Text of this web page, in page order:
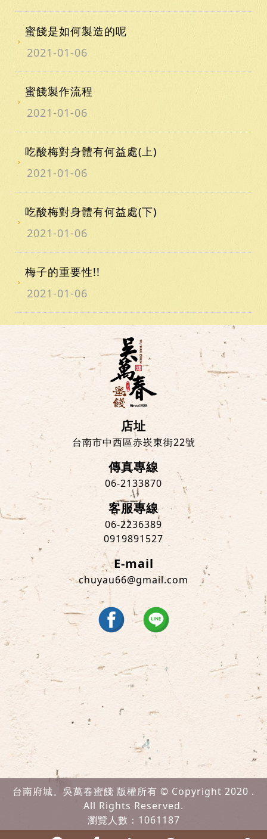
蜜餞是如何製造的呢
2021-01-06
蜜餞製作流程
2021-01-06
吃酸梅對身體有何益處(上)
2021-01-06
吃酸梅對身體有何益處(下)
2021-01-06
梅子的重要性!!
2021-01-06
店址
台南市中西區赤崁東街22號
傳真專線
06-2133870
客服專線
06-2236389
0919891527
E-mail
chuyau66@gmail.com
台南府城。吳萬春蜜餞 版權所有 © Copyright 2020 .
All Rights Reserved.
瀏覽人數：1061187